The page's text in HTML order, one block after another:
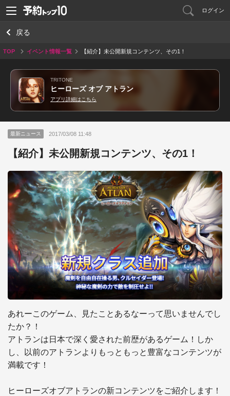
ログイン
戻る
TOP イベント情報一覧 【紹介】未公開新規コンテンツ、その1！
TRITONE
ヒーローズ オブ アトラン
アプリ詳細はこちら
最新ニュース 2017/03/08 11:48
【紹介】未公開新規コンテンツ、その1！
あれーこのゲーム、見たことあるなーって思いませんでし
たか？！
アトランは日本で深く愛された前歴があるゲーム！しか
し、以前のアトランよりもっともっと豊富なコンテンツが
満載です！
ヒーローズオブアトランの新コンテンツをご紹介します！